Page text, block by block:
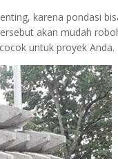
karena pondasi
akan mudah
untuk proyek Anda.